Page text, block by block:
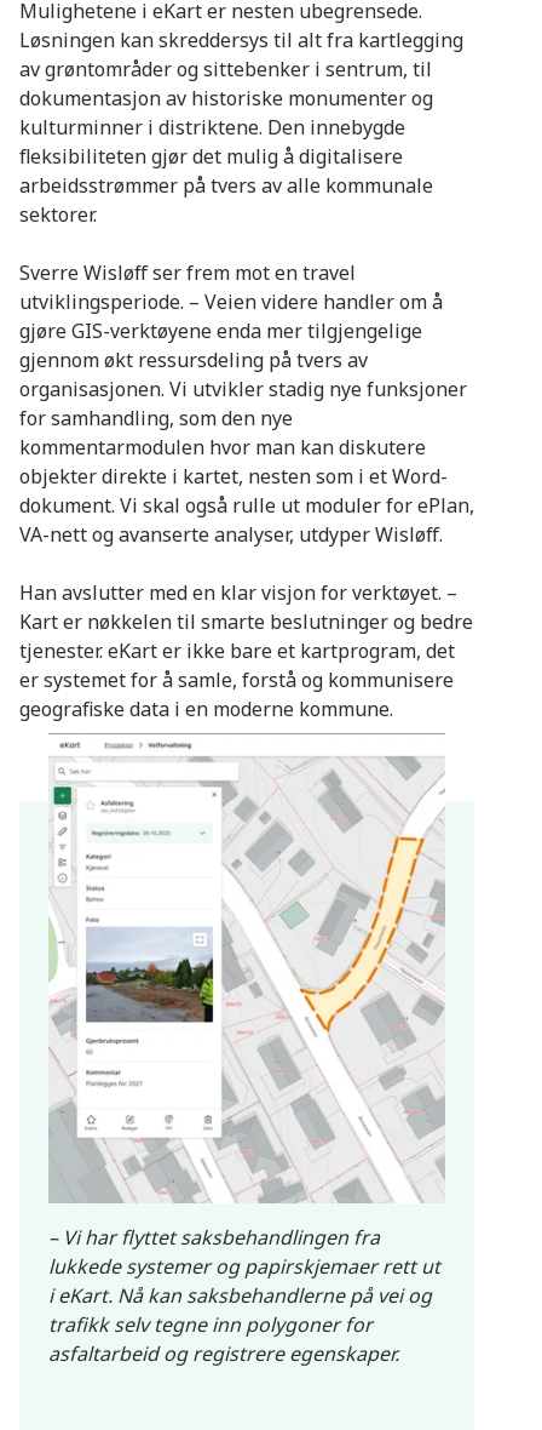
Mulighetene i eKart er nesten ubegrensede.
Løsningen kan skreddersys til alt fra kartlegging
av grøntområder og sittebenker i sentrum, til
dokumentasjon av historiske monumenter og
kulturminner i distriktene. Den innebygde
fleksibiliteten gjør det mulig å digitalisere
arbeidsstrømmer på tvers av alle kommunale
sektorer.
Sverre Wisløff ser frem mot en travel
utviklingsperiode. – Veien videre handler om å
gjøre GIS-verktøyene enda mer tilgjengelige
gjennom økt ressursdeling på tvers av
organisasjonen. Vi utvikler stadig nye funksjoner
for samhandling, som den nye
kommentarmodulen hvor man kan diskutere
objekter direkte i kartet, nesten som i et Word-
dokument. Vi skal også rulle ut moduler for ePlan,
VA-nett og avanserte analyser, utdyper Wisløff.
Han avslutter med en klar visjon for verktøyet. –
Kart er nøkkelen til smarte beslutninger og bedre
tjenester. eKart er ikke bare et kartprogram, det
er systemet for å samle, forstå og kommunisere
geografiske data i en moderne kommune.
– Vi har flyttet saksbehandlingen fra
lukkede systemer og papirskjemaer rett ut
i eKart. Nå kan saksbehandlerne på vei og
trafikk selv tegne inn polygoner for
asfaltarbeid og registrere egenskaper.